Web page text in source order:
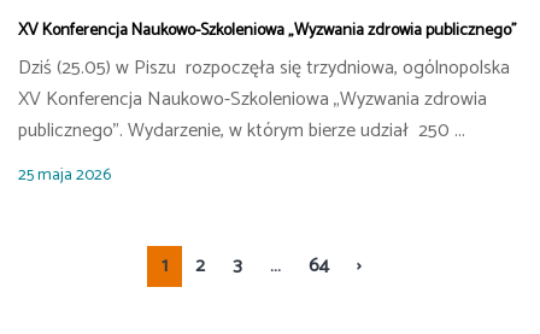
XV Konferencja Naukowo-Szkoleniowa „Wyzwania zdrowia publicznego”
Dziś (25.05) w Piszu rozpoczęła się trzydniowa, ogólnopolska
XV Konferencja Naukowo-Szkoleniowa „Wyzwania zdrowia
publicznego”. Wydarzenie, w którym bierze udział 250 ...
25 maja 2026
1 2 3 … 64 ›